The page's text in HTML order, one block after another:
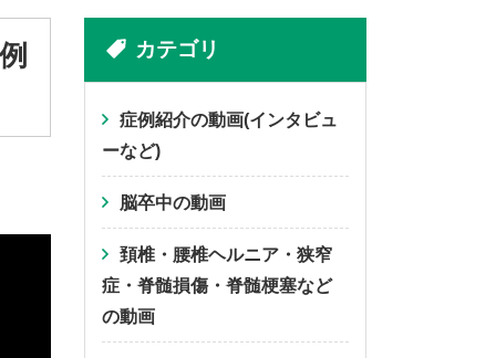
カテゴリ
症例紹介の動画(インタビュ
ーなど)
脳卒中の動画
頚椎・腰椎ヘルニア・狭窄
症・脊髄損傷・脊髄梗塞など
の動画